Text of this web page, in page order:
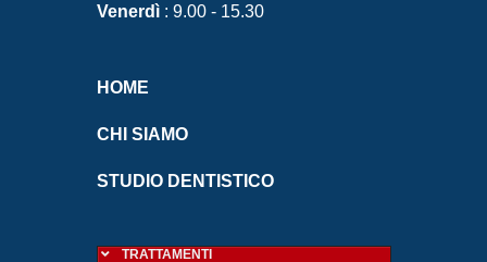
Venerdì: 9.00 - 15.30
HOME
CHI SIAMO
STUDIO DENTISTICO
TRATTAMENTI